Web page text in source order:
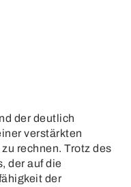
der deutlich
verstärkten
rechnen. Trotz des
der auf die
der